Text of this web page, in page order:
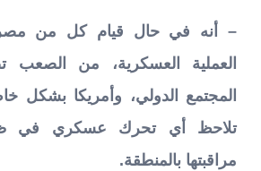
– أنه في حال قيام كل من مصر
العملية العسكرية، من
المجتمع الدولي، وأمريكا بشكل
تلاحظ أي تحرك عسكري في
مراقبتها بالمنطقة.